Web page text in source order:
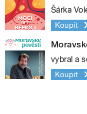
Šárka
Koupit
vybral a
Koupit